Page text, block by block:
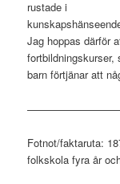
rustade i
Jag hoppas därför
fortbildningskurser,
barn förtjänar att
Fotnot/faktaruta:
folkskola fyra år